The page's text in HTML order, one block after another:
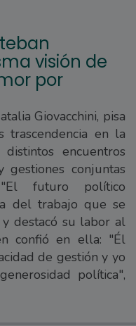
visión de
por
Giovacchini, pisa
en la
encuentros
conjuntas
"El futuro político
del trabajo que se
destacó su labor al
confió en ella: "Él
de gestión y yo
política",